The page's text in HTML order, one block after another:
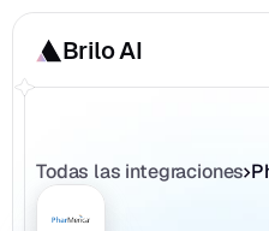
Brilo AI
Todas las integraciones